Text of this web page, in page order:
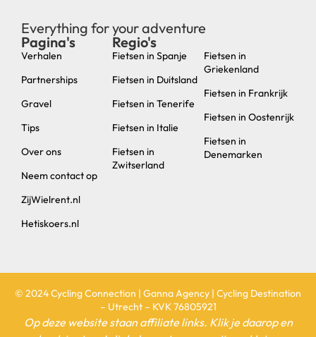
Everything for your adventure
Pagina's
Verhalen
Partnerships
Gravel
Tips
Over ons
Neem contact op
ZijWielrent.nl
Hetiskoers.nl
Regio's
Fietsen in Spanje
Fietsen in Duitsland
Fietsen in Tenerife
Fietsen in Italie
Fietsen in
Zwitserland
Fietsen in
Griekenland
Fietsen in Frankrijk
Fietsen in Oostenrijk
Fietsen in
Denemarken
© 2024 Cycling Connection | Ganna Agency | Cycling Destination
– Utrecht – KVK 76805921
Op deze website staan affiliate links. Klik je daarop en